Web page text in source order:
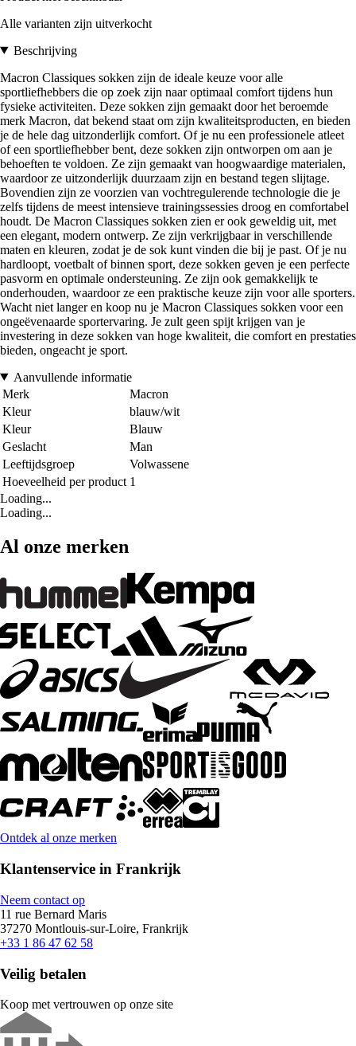
Alle varianten zijn uitverkocht
Beschrijving
Macron Classiques sokken zijn de ideale keuze voor alle
sportliefhebbers die op zoek zijn naar optimaal comfort tijdens hun
fysieke activiteiten. Deze sokken zijn gemaakt door het beroemde
merk Macron, dat bekend staat om zijn kwaliteitsproducten, en bieden
je de hele dag uitzonderlijk comfort. Of je nu een professionele atleet
of een sportliefhebber bent, deze sokken zijn ontworpen om aan je
behoeften te voldoen. Ze zijn gemaakt van hoogwaardige materialen,
waardoor ze uitzonderlijk duurzaam zijn en bestand tegen slijtage.
Bovendien zijn ze voorzien van vochtregulerende technologie die je
zelfs tijdens de meest intensieve trainingssessies droog en comfortabel
houdt. De Macron Classiques sokken zien er ook geweldig uit, met
een elegant, modern ontwerp. Ze zijn verkrijgbaar in verschillende
maten en kleuren, zodat je de sok kunt vinden die bij je past. Of je nu
hardloopt, voetbalt of binnen sport, deze sokken geven je een perfecte
pasvorm en optimale ondersteuning. Ze zijn ook gemakkelijk te
onderhouden, waardoor ze een praktische keuze zijn voor alle sporters.
Wacht niet langer en koop nu je Macron Classiques sokken voor een
ongeëvenaarde sportervaring. Je zult geen spijt krijgen van je
investering in deze sokken van hoge kwaliteit, die comfort en prestaties
bieden, ongeacht je sport.
Aanvullende informatie
Merk
Macron
Kleur
blauw/wit
Kleur
Blauw
Geslacht
Man
Leeftijdsgroep
Volwassene
Hoeveelheid per product 1
Loading...
Loading...
Al onze merken
Ontdek al onze merken
Klantenservice in Frankrijk
Neem contact op
11 rue Bernard Maris
37270 Montlouis-sur-Loire, Frankrijk
+33 1 86 47 62 58
Veilig betalen
Koop met vertrouwen op onze site